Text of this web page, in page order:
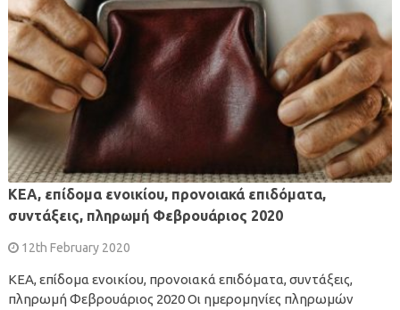
ΚΕΑ, επίδομα ενοικίου, προνοιακά επιδόματα,
συντάξεις, πληρωμή Φεβρουάριος 2020
12th February 2020
ΚΕΑ, επίδομα ενοικίου, προνοιακά επιδόματα, συντάξεις,
πληρωμή Φεβρουάριος 2020 Οι ημερομηνίες πληρωμών